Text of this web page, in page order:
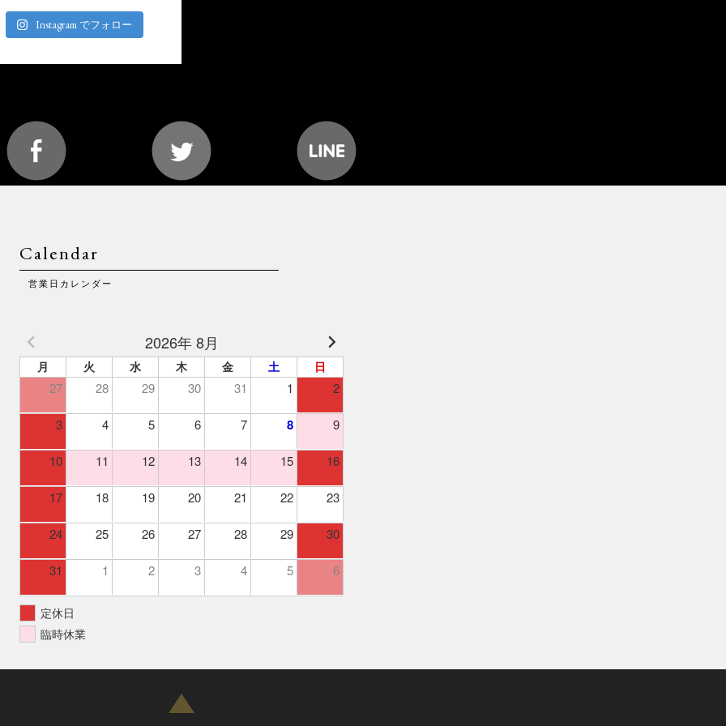
Instagram でフォロー
Calendar
営業日カレンダー
2026年 8月
月 火 水 木 金 土 日
27 28 29 30 31 1 2
3 4 5 6 7 8 9
10 11 12 13 14 15 16
17 18 19 20 21 22 23
24 25 26 27 28 29 30
31 1 2 3 4 5 6
定休日
臨時休業